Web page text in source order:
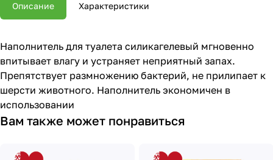
Описание Характеристики
Наполнитель для туалета силикагелевый мгновенно
впитывает влагу и устраняет неприятный запах.
Препятствует размножению бактерий, не прилипает к
шерсти животного. Наполнитель экономичен в
использовании
Вам также может понравиться